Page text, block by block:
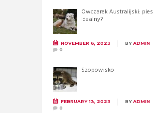
Owczarek Australijski: pies
idealny?
NOVEMBER 6, 2023 BYADMIN
0
Szopowisko
FEBRUARY 13, 2023 BYADMIN
0